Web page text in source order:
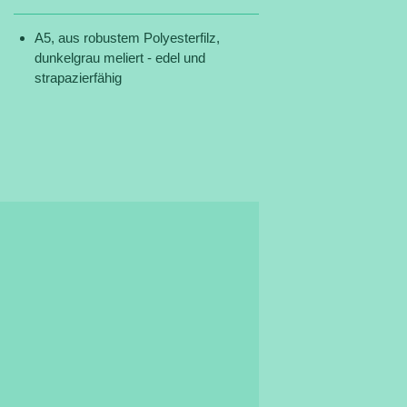
A5, aus robustem Polyesterfilz,
dunkelgrau meliert - edel und
strapazierfähig